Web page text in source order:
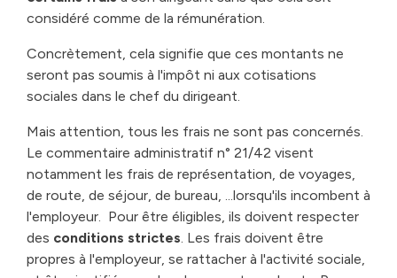
considéré comme de la rémunération.
Concrètement, cela signifie que ces montants ne
seront pas soumis à l'impôt ni aux cotisations
sociales dans le chef du dirigeant.
Mais attention, tous les frais ne sont pas concernés.
Le commentaire administratif n° 21/42 visent
notamment les frais de représentation, de voyages,
de route, de séjour, de bureau, ...lorsqu'ils incombent à
l'employeur. Pour être éligibles, ils doivent respecter
des conditions strictes . Les frais doivent être
propres à l'employeur, se rattacher à l'activité sociale,